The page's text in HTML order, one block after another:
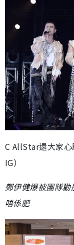
C AllStar還大家
IG）
鄭伊健爆被團隊
唔係肥